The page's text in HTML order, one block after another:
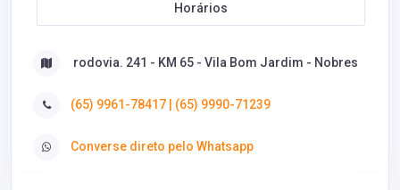
Horários
rodovia. 241 - KM 65 - Vila Bom Jardim - Nobres
(65) 9961-78417 | (65) 9990-71239
Converse direto pelo Whatsapp